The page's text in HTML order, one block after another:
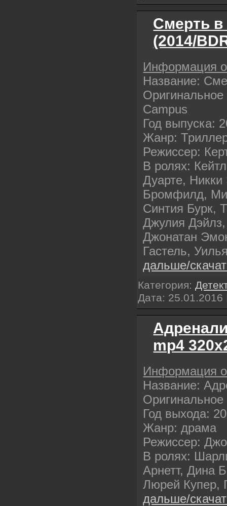
Смерть в
(2014/
Информация
Название:
Campus
Год выпуска:
Жанр:
Режиссер:
В ролях:
Дуарте,
Бромфилд,
Синтия Бурк,
Джулия
Джонатан
Гастель,
дальше/
Категория:
Дата: 25.01.2016
mp4
Информация
Название:
Год выхода:
Жанр: драма
Режиссер:
В ролях:
Арнетт, Дина
Люрей Купер,
дальше/